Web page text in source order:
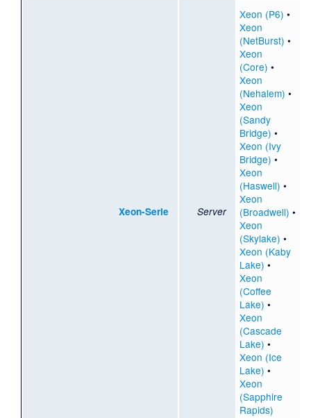
Xeon-Serie Server
Xeon (P6) •
Xeon
(NetBurst) •
Xeon
(Core) •
Xeon
(Nehalem) •
Xeon
(Sandy
Bridge) •
Xeon (Ivy
Bridge) •
Xeon
(Haswell) •
Xeon
(Broadwell) •
Xeon
(Skylake) •
Xeon (Kaby
Lake) •
Xeon
(Coffee
Lake) •
Xeon
(Cascade
Lake) •
Xeon (Ice
Lake) •
Xeon
(Sapphire
Rapids)